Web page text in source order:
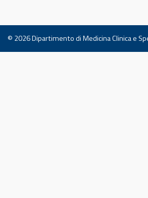
© 2026Dipartimento di Medicina Clinica e